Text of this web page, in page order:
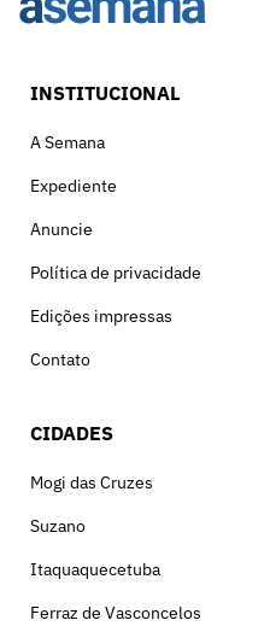
INSTITUCIONAL
A Semana
Expediente
Anuncie
Política de privacidade
Edições impressas
Contato
CIDADES
Mogi das Cruzes
Suzano
Itaquaquecetuba
Ferraz de Vasconcelos